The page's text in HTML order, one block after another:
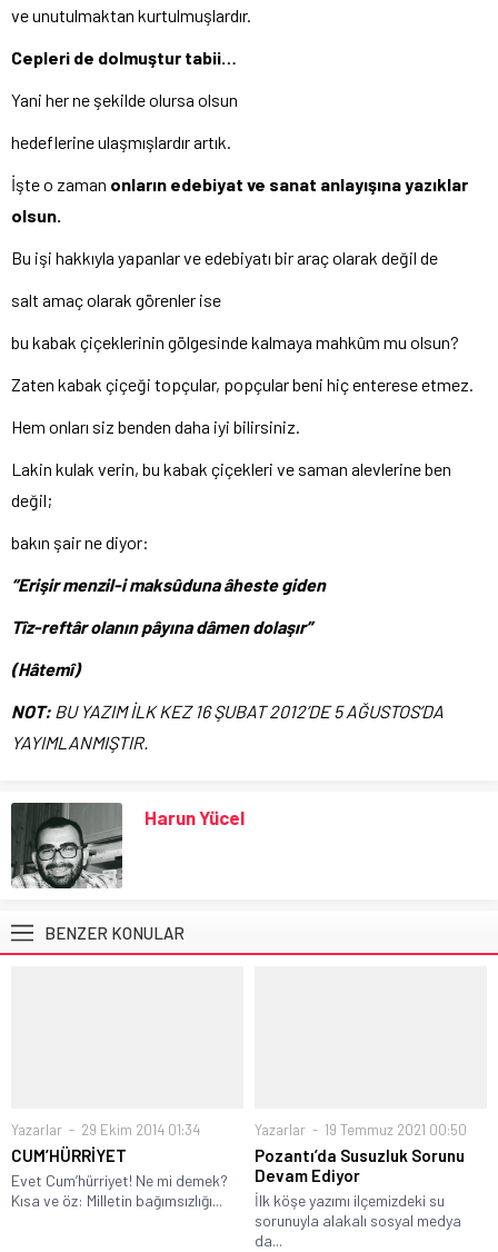
ve unutulmaktan kurtulmuşlardır.
Cepleri de dolmuştur tabii…
Yani her ne şekilde olursa olsun
hedeflerine ulaşmışlardır artık.
İşte o zaman onların edebiyat ve sanat anlayışına yazıklar
olsun.
Bu işi hakkıyla yapanlar ve edebiyatı bir araç olarak değil de
salt amaç olarak görenler ise
bu kabak çiçeklerinin gölgesinde kalmaya mahkûm mu olsun?
Zaten kabak çiçeği topçular, popçular beni hiç enterese etmez.
Hem onları siz benden daha iyi bilirsiniz.
Lakin kulak verin, bu kabak çiçekleri ve saman alevlerine ben
değil;
bakın şair ne diyor:
“Erişir menzil-i maksûduna âheste giden
Tîz-reftâr olanın pâyına dâmen dolaşır”
(Hâtemî)
NOT: BU YAZIM İLK KEZ 16 ŞUBAT 2012’DE 5 AĞUSTOS’DA
YAYIMLANMIŞTIR.
Harun Yücel
BENZER KONULAR
Yazarlar 29 Ekim 2014 01:34
CUM’HÜRRİYET
Evet Cum’hürriyet! Ne mi demek?
Kısa ve öz: Milletin bağımsızlığı...
Yazarlar 19 Temmuz 2021 00:50
Pozantı’da Susuzluk Sorunu
Devam Ediyor
İlk köşe yazımı ilçemizdeki su
sorunuyla alakalı sosyal medya
da...